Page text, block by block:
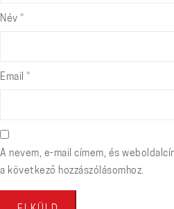
Név *
Email *
A nevem, e-mail címem, és
a következő hozzászólásomhoz.